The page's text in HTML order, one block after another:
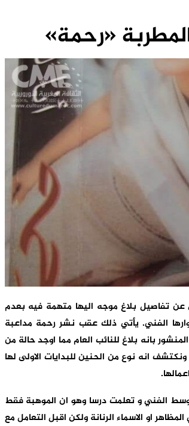
«رحمة»
عن تفاصيل بلاغ موجه اليها متهمة فيه بعدم
الفني. يأتي ذلك عقب نشر رحمة مداعبة
بانه بلاغ للنائب العام مما اوجد حالة من
انه نوع من الحنين للبدايات الاولى لها
الفني و تعلمت درسا وهو ان الموهبة فقط
او الاسماء الرنانة ولكن اقبل التعامل مع